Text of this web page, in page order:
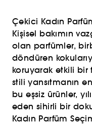
Çekici Kadın
Kişisel bakımın
olan parfümler,
döndüren
koruyarak etkili bir
stili yansıtmanın
bu eşsiz ürünler,
eden sihirli bir
Kadın Parfüm